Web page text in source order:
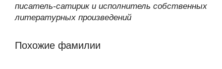
писатель-сатирик и исполнитель собственных
литературных произведений
Похожие фамилии